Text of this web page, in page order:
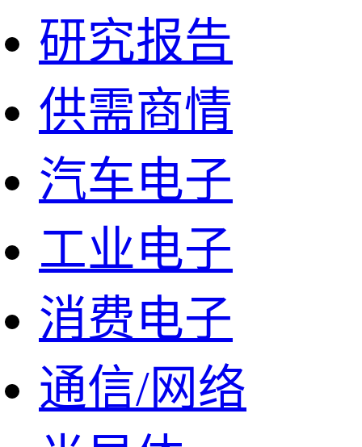
研究报告
供需商情
汽车电子
工业电子
消费电子
通信/网络